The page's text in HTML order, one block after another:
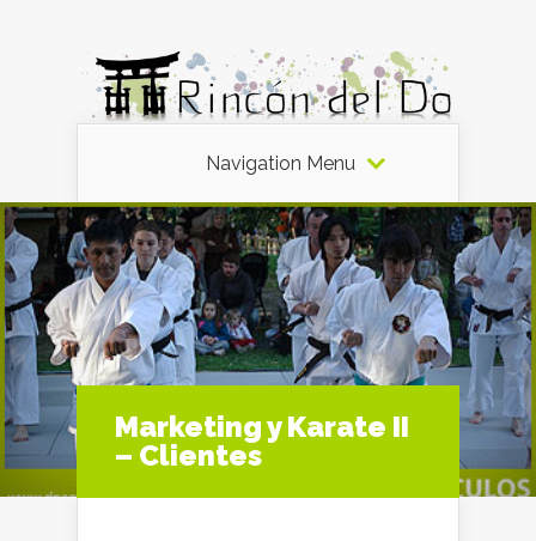
Navigation Menu
Marketing y Karate II
– Clientes